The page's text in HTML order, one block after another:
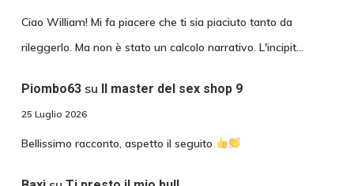
Ciao William! Mi fa piacere che ti sia piaciuto tanto da
rileggerlo. Ma non è stato un calcolo narrativo. L'incipit…
Piombo63su Il master del sex shop 9
25 Luglio 2026
Bellissimo racconto, aspetto il seguito